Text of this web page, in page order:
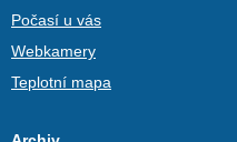
Počasí u vás
Webkamery
Teplotní mapa